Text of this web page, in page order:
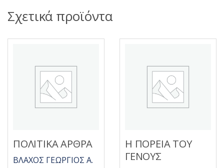
Σχετικά προϊόντα
ΠΟΛΙΤΙΚΑ ΑΡΘΡΑ
ΒΛΑΧΟΣ ΓΕΩΡΓΙΟΣ Α.
Η ΠΟΡΕΙΑ ΤΟΥ
ΓΕΝΟΥΣ